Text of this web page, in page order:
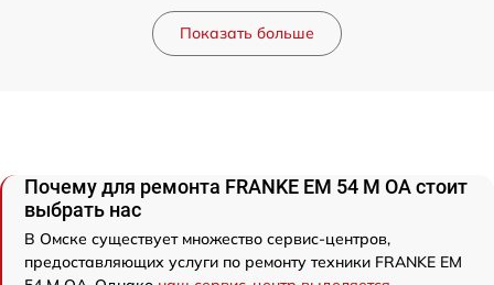
Показать больше
Почему для ремонта FRANKE EM 54 M OA стоит
выбрать нас
В Омске существует множество сервис-центров,
предоставляющих услуги по ремонту техники FRANKE EM